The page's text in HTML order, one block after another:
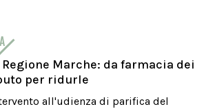
Regione Marche: da farmacia dei
per ridurle
all'udienza di parifica del